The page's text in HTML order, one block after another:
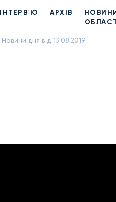
ІНТЕРВ'Ю АРХІВ
Новини дня від 13.08.2019